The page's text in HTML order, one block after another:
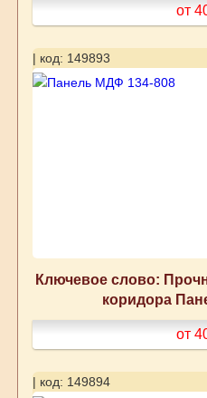
от
| код: 149893
Ключевое слово:
коридора
от
| код: 149894